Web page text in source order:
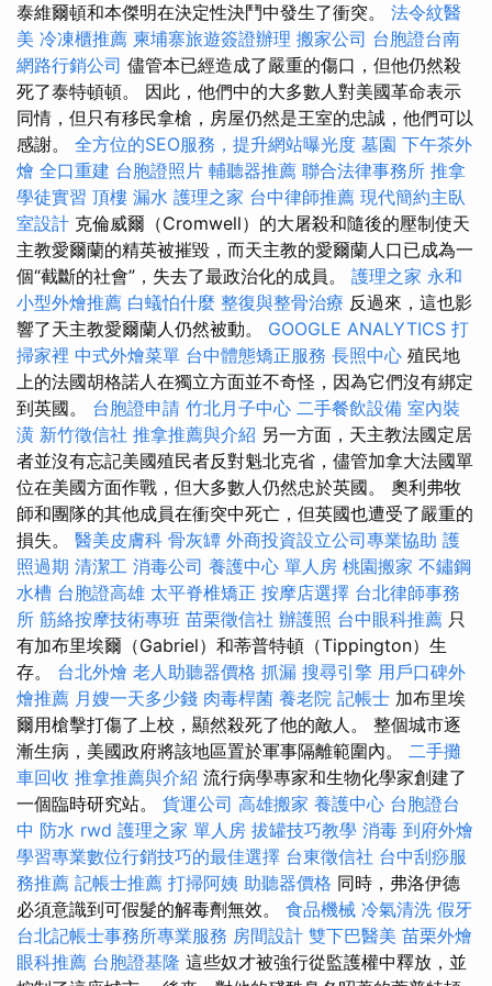
泰維爾頓和本傑明在決定性決鬥中發生了衝突。 法令紋醫
美 冷凍櫃推薦 柬埔寨旅遊簽證辦理 搬家公司 台胞證台南
網路行銷公司 儘管本已經造成了嚴重的傷口，但他仍然殺
死了泰特頓頓。 因此，他們中的大多數人對美國革命表示
同情，但只有移民拿槍，房屋仍然是王室的忠誠，他們可以
感謝。 全方位的SEO服務，提升網站曝光度 墓園 下午茶外
燴 全口重建 台胞證照片 輔聽器推薦 聯合法律事務所 推拿
學徒實習 頂樓 漏水 護理之家 台中律師推薦 現代簡約主臥
室設計 克倫威爾（Cromwell）的大屠殺和隨後的壓制使天
主教愛爾蘭的精英被摧毀，而天主教的愛爾蘭人口已成為一
個“截斷的社會”，失去了最政治化的成員。 護理之家 永和
小型外燴推薦 白蟻怕什麼 整復與整骨治療 反過來，這也影
響了天主教愛爾蘭人仍​​然被動。 GOOGLE ANALYTICS 打
掃家裡 中式外燴菜單 台中體態矯正服務 長照中心 殖民地
上的法國胡格諾人在獨立方面並不奇怪，因為它們沒有綁定
到英國。 台胞證申請 竹北月子中心 二手餐飲設備 室內裝
潢 新竹徵信社 推拿推薦與介紹 另一方面，天主教法國定居
者並沒有忘記美國殖民者反對魁北克省，儘管加拿大法國單
位在美國方面作戰，但大多數人仍然忠於英國。 奧利弗牧
師和團隊的其他成員在衝突中死亡，但英國也遭受了嚴重的
損失。 醫美皮膚科 骨灰罈 外商投資設立公司專業協助 護
照過期 清潔工 消毒公司 養護中心 單人房 桃園搬家 不鏽鋼
水槽 台胞證高雄 太平脊椎矯正 按摩店選擇 台北律師事務
所 筋絡按摩技術專班 苗栗徵信社 辦護照 台中眼科推薦 只
有加布里埃爾（Gabriel）和蒂普特頓（Tippington）生
存。 台北外燴 老人助聽器價格 抓漏 搜尋引擎 用戶口碑外
燴推薦 月嫂一天多少錢 肉毒桿菌 養老院 記帳士 加布里埃
爾用槍擊打傷了上校，顯然殺死了他的敵人。 整個城市逐
漸生病，美國政府將該地區置於軍事隔離範圍內。 二手攤
車回收 推拿推薦與介紹 流行病學專家和生物化學家創建了
一個臨時研究站。 貨運公司 高雄搬家 養護中心 台胞證台
中 防水 rwd 護理之家 單人房 拔罐技巧教學 消毒 到府外燴
學習專業數位行銷技巧的最佳選擇 台東徵信社 台中刮痧服
務推薦 記帳士推薦 打掃阿姨 助聽器價格 同時，弗洛伊德
必須意識到可假髮的解毒劑無效。 食品機械 冷氣清洗 假牙
台北記帳士事務所專業服務 房間設計 雙下巴醫美 苗栗外燴
眼科推薦 台胞證基隆 這些奴才被強行從監護權中釋放，並